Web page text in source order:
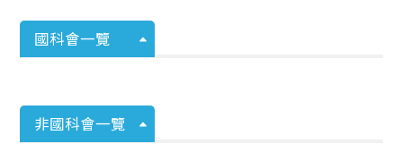
國科會一覽
非國科會一覽